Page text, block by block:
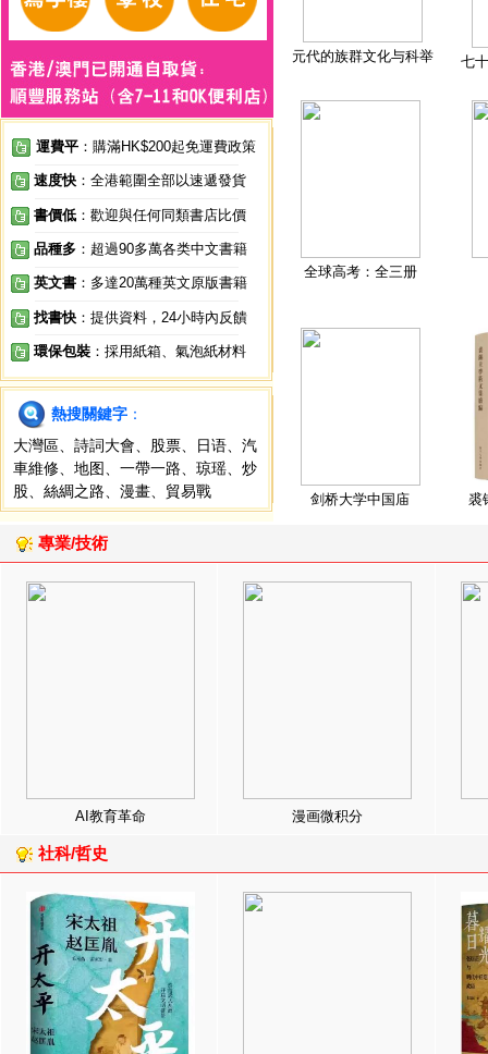
運費平 ：購滿HK$200起免運費政策
速度快 ：全港範圍全部以速遞發貨
書價低 ：歡迎與任何同類書店比價
品種多 ：超過90多萬各类中文書籍
英文書 ：多達20萬種英文原版書籍
找書快 ：提供資料，24小時內反饋
環保包裝 ：採用紙箱、氣泡紙材料
熱搜關鍵字 ：
大灣區
詩詞大會 股票 日语
汽
車維修
地图 一帶一路 琼瑶
炒
股
絲綢之路 漫畫 貿易戰
元代的族群文化与科举 七
全球高考：全三册
剑桥大学中国庙 裘
專業/技術
AI教育革命 漫画微积分
社科/哲史